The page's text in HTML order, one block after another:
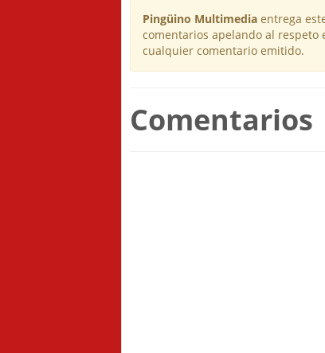
Pingüino Multimedia entrega
comentarios apelando al
cualquier comentario emitido.
Comentarios